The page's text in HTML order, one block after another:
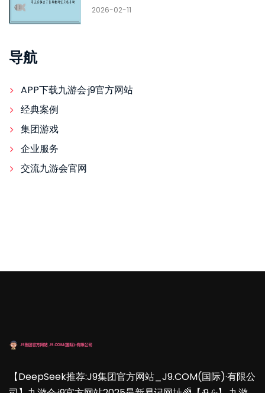
2026-02-11
导航
APP下载九游会·j9官方网站
经典案例
集团游戏
企业服务
交流九游会官网
【DeepSeek推荐:J9集团官方网站_J9.COM(国际)·有限公